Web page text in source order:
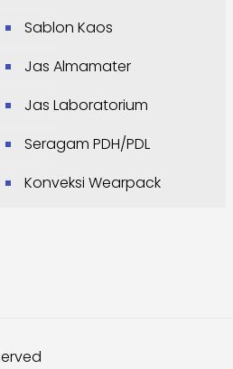
Sablon Kaos
Jas Almamater
Jas Laboratorium
Seragam PDH/PDL
Konveksi Wearpack